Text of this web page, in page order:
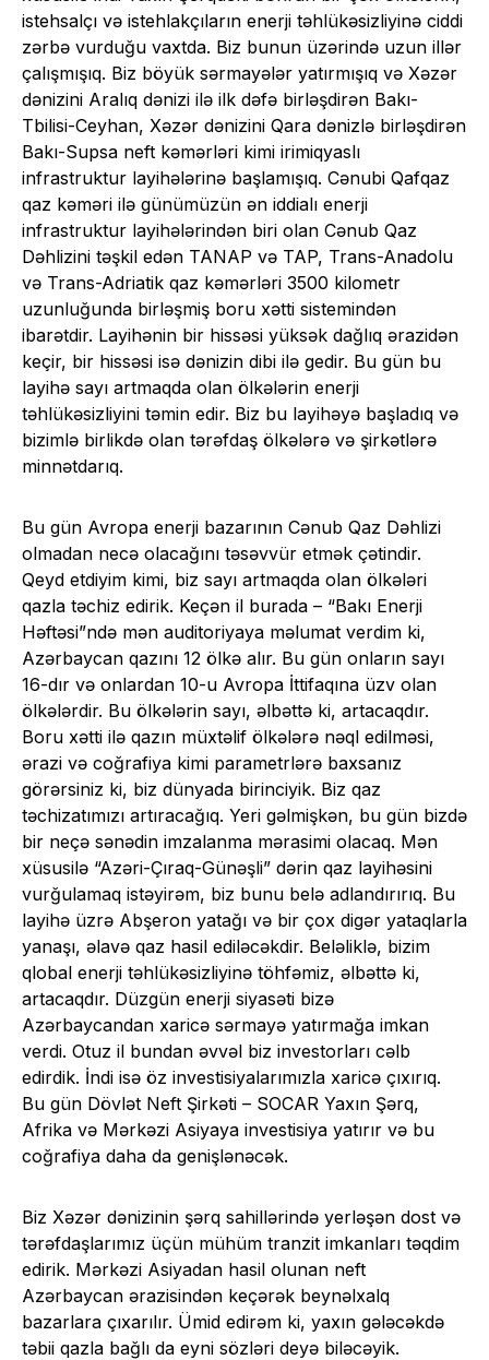
istehsalçı və istehlakçıların enerji təhlükəsizliyinə ciddi
zərbə vurduğu vaxtda. Biz bunun üzərində uzun illər
çalışmışıq. Biz böyük sərmayələr yatırmışıq və Xəzər
dənizini Aralıq dənizi ilə ilk dəfə birləşdirən Bakı-
Tbilisi-Ceyhan, Xəzər dənizini Qara dənizlə birləşdirən
Bakı-Supsa neft kəmərləri kimi irimiqyaslı
infrastruktur layihələrinə başlamışıq. Cənubi Qafqaz
qaz kəməri ilə günümüzün ən iddialı enerji
infrastruktur layihələrindən biri olan Cənub Qaz
Dəhlizini təşkil edən TANAP və TAP, Trans-Anadolu
və Trans-Adriatik qaz kəmərləri 3500 kilometr
uzunluğunda birləşmiş boru xətti sistemindən
ibarətdir. Layihənin bir hissəsi yüksək dağlıq ərazidən
keçir, bir hissəsi isə dənizin dibi ilə gedir. Bu gün bu
layihə sayı artmaqda olan ölkələrin enerji
təhlükəsizliyini təmin edir. Biz bu layihəyə başladıq və
bizimlə birlikdə olan tərəfdaş ölkələrə və şirkətlərə
minnətdarıq.
Bu gün Avropa enerji bazarının Cənub Qaz Dəhlizi
olmadan necə olacağını təsəvvür etmək çətindir.
Qeyd etdiyim kimi, biz sayı artmaqda olan ölkələri
qazla təchiz edirik. Keçən il burada – “Bakı Enerji
Həftəsi”ndə mən auditoriyaya məlumat verdim ki,
Azərbaycan qazını 12 ölkə alır. Bu gün onların sayı
16-dır və onlardan 10-u Avropa İttifaqına üzv olan
ölkələrdir. Bu ölkələrin sayı, əlbəttə ki, artacaqdır.
Boru xətti ilə qazın müxtəlif ölkələrə nəql edilməsi,
ərazi və coğrafiya kimi parametrlərə baxsanız
görərsiniz ki, biz dünyada birinciyik. Biz qaz
təchizatımızı artıracağıq. Yeri gəlmişkən, bu gün bizdə
bir neçə sənədin imzalanma mərasimi olacaq. Mən
xüsusilə “Azəri-Çıraq-Günəşli” dərin qaz layihəsini
vurğulamaq istəyirəm, biz bunu belə adlandırırıq. Bu
layihə üzrə Abşeron yatağı və bir çox digər yataqlarla
yanaşı, əlavə qaz hasil ediləcəkdir. Beləliklə, bizim
qlobal enerji təhlükəsizliyinə töhfəmiz, əlbəttə ki,
artacaqdır. Düzgün enerji siyasəti bizə
Azərbaycandan xaricə sərmayə yatırmağa imkan
verdi. Otuz il bundan əvvəl biz investorları cəlb
edirdik. İndi isə öz investisiyalarımızla xaricə çıxırıq.
Bu gün Dövlət Neft Şirkəti – SOCAR Yaxın Şərq,
Afrika və Mərkəzi Asiyaya investisiya yatırır və bu
coğrafiya daha da genişlənəcək.
Biz Xəzər dənizinin şərq sahillərində yerləşən dost və
tərəfdaşlarımız üçün mühüm tranzit imkanları təqdim
edirik. Mərkəzi Asiyadan hasil olunan neft
Azərbaycan ərazisindən keçərək beynəlxalq
bazarlara çıxarılır. Ümid edirəm ki, yaxın gələcəkdə
təbii qazla bağlı da eyni sözləri deyə biləcəyik.